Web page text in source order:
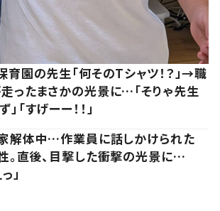
園の先生「何そのTシャツ！？」→職
ったまさかの光景に…「そりゃ先生
「すげーー！！」
解体中…作業員に話しかけられた
。直後、目撃した衝撃の光景に…
」